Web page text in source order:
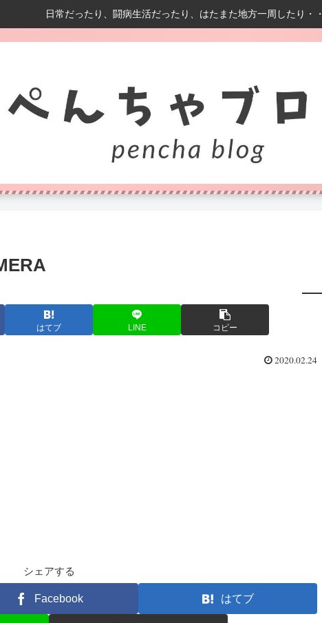
日常だったり、闘病生活だったり、はたまた地方一周したり・・
はてブ LINE コピー
2020.02.24
シェアする
Facebook はてブ